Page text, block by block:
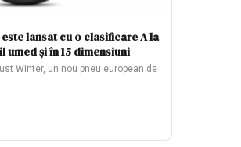
lansat cu o clasificare A la
și în 15 dimensiuni
Winter, un nou pneu european de